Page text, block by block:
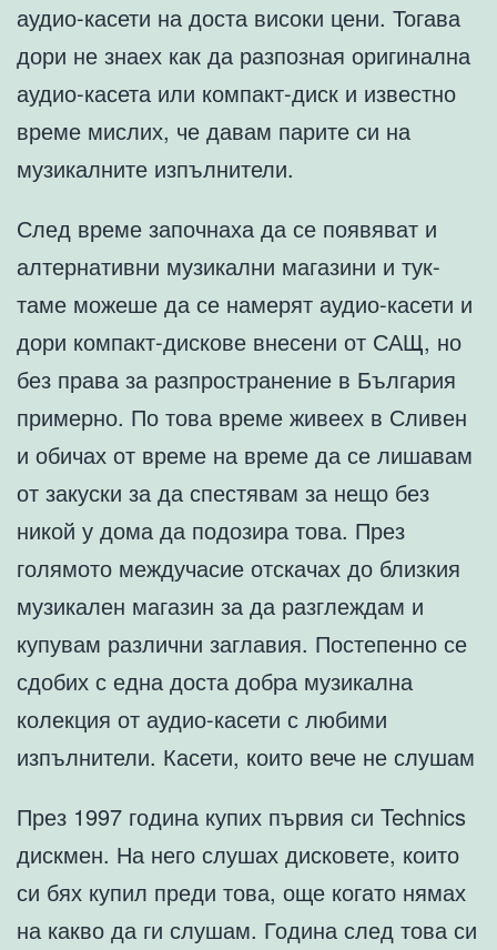
аудио-касети на доста високи цени. Тогава
дори не знаех как да разпозная оригинална
аудио-касета или компакт-диск и известно
време мислих, че давам парите си на
музикалните изпълнители.
След време започнаха да се появяват и
алтернативни музикални магазини и тук-
таме можеше да се намерят аудио-касети и
дори компакт-дискове внесени от САЩ, но
без права за разпространение в България
примерно. По това време живеех в Сливен
и обичах от време на време да се лишавам
от закуски за да спестявам за нещо без
никой у дома да подозира това. През
голямото междучасие отскачах до близкия
музикален магазин за да разглеждам и
купувам различни заглавия. Постепенно се
сдобих с една доста добра музикална
колекция от аудио-касети с любими
изпълнители. Касети, които вече не слушам
През 1997 година купих първия си Technics
дискмен. На него слушах дисковете, които
си бях купил преди това, още когато нямах
на какво да ги слушам. Година след това си